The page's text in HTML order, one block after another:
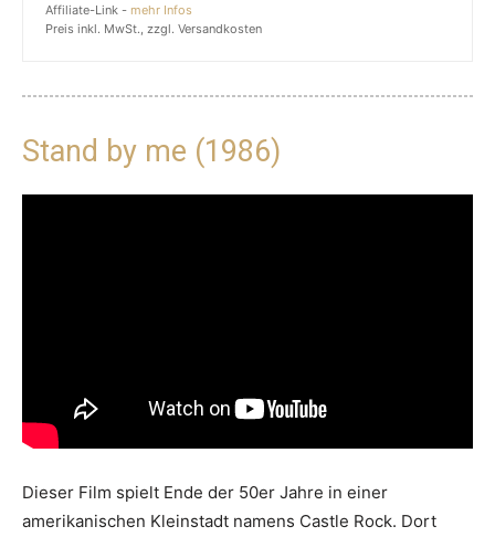
Affiliate-Link - mehr Infos
Preis inkl. MwSt., zzgl. Versandkosten
Stand by me (1986)
Dieser Film spielt Ende der 50er Jahre in einer
amerikanischen Kleinstadt namens Castle Rock. Dort